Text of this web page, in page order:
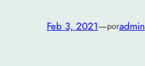
Feb 3, 2021—poradmin